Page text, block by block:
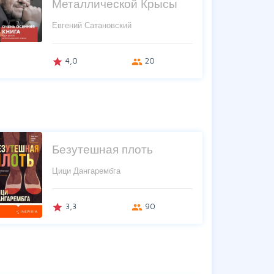
Металлической Крысы
Евгений Сатановский
grade 4,0 group 20
Безутешная плоть
Цици Дангарембга
grade 3,3 group 90